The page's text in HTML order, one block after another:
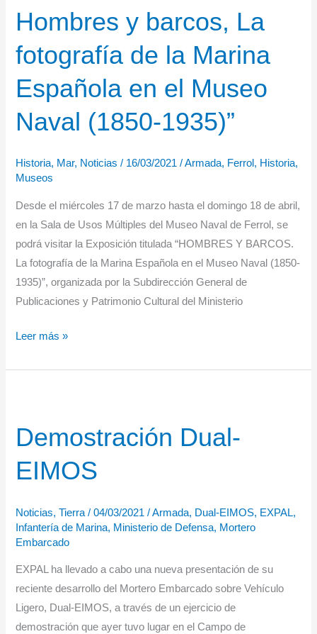
Armada
Hombres y barcos, La
fotografía de la Marina
Española en el Museo
Naval (1850-1935)”
Historia, Mar, Noticias / 16/03/2021/Armada, Ferrol , Historia,
Museos
Desde el miércoles 17 de marzo hasta el domingo 18 de abril,
en la Sala de Usos Múltiples del Museo Naval de Ferrol, se
podrá visitar la Exposición titulada “HOMBRES Y BARCOS.
La fotografía de la Marina Española en el Museo Naval (1850-
1935)”, organizada por la Subdirección General de
Publicaciones y Patrimonio Cultural del Ministerio
Hombres
barcos,
de
Marina
en
el
Museo
Naval
(1850-
1935)”
Leer más »
Demostración Dual-
EIMOS
Noticias,Tierra /04/03/2021/Armada, Dual-EIMOS, EXPAL,
Infantería de Marina, Ministerio de Defensa, Mortero
Embarcado
EXPAL ha llevado a cabo una nueva presentación de su
reciente desarrollo del Mortero Embarcado sobre Vehículo
Ligero, Dual-EIMOS, a través de un ejercicio de
demostración que ayer tuvo lugar en el Campo de